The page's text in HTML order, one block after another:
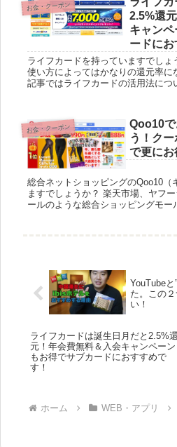
お金・クーポン
2.5%還
キャン
ードにお
ライフカードを持っていますでし
使い方によってはかなりの還元率に
記事ではライフカードの活用法につ
お金・クーポン
Qoo10
う！ク
で更にお
総合ネットショッピングのQoo10（
ますでしょうか？ 楽天市場、ヤフ
ールのような総合ショッピングモー
YouTubeと
た。この
い！
ライフカードは誕生日月だと2.5%還
元！年会費無料＆入会キャンペーン
もお得でサブカードにおすすめで
す！
ホーム WEB・アプリ